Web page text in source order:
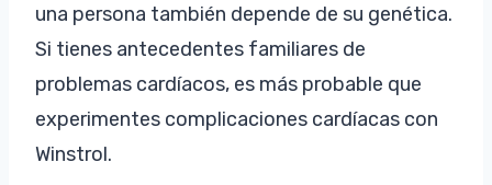
una persona también depende de su genética.
Si tienes antecedentes familiares de
problemas cardíacos, es más probable que
experimentes complicaciones cardíacas con
Winstrol.